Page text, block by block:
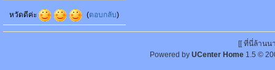
หวัดดีค่ะ (ตอบกลับ)
[[ ที่นี่ล้านน
Powered by UCenter Home 1.5 ©